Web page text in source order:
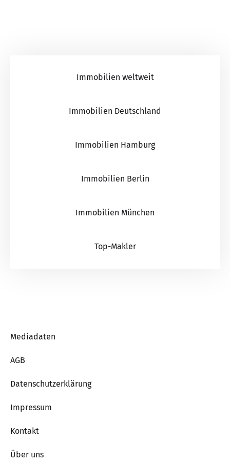
Immobilien weltweit
Immobilien Deutschland
Immobilien Hamburg
Immobilien Berlin
Immobilien München
Top-Makler
Mediadaten
AGB
Datenschutzerklärung
Impressum
Kontakt
Über uns